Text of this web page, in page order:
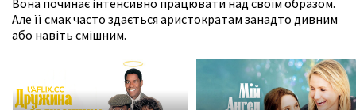
Вона починає інтенсивно працювати над своїм образом.
Але її смак часто здається аристократам занадто дивним
або навіть смішним.